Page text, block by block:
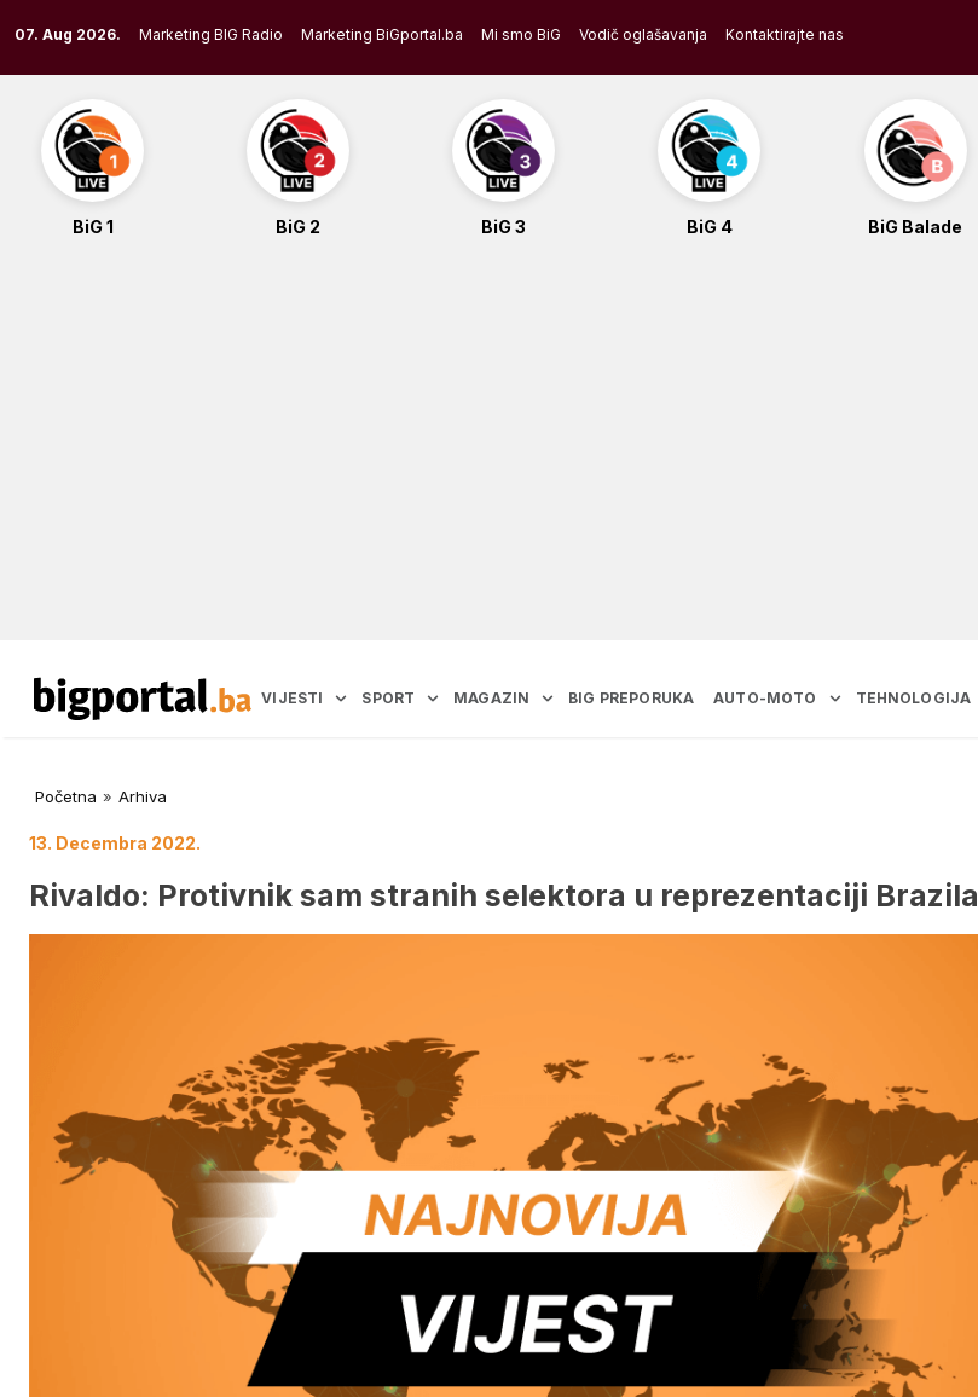
to
content
07. Aug 2026. Marketing BIG Radio Marketing BiGportal.ba Mi smo BiG Vodič oglašavanja Kontaktirajte nas
BiG 1 BiG 2 BiG 3 BiG 4 BiG Balade
VIJESTI SPORT MAGAZIN BIG PREPORUKA AUTO-MOTO TEHNOLOGIJA
Početna » Arhiva
13. Decembra 2022.
Rivaldo: Protivnik sam stranih selektora u reprezentaciji Brazila